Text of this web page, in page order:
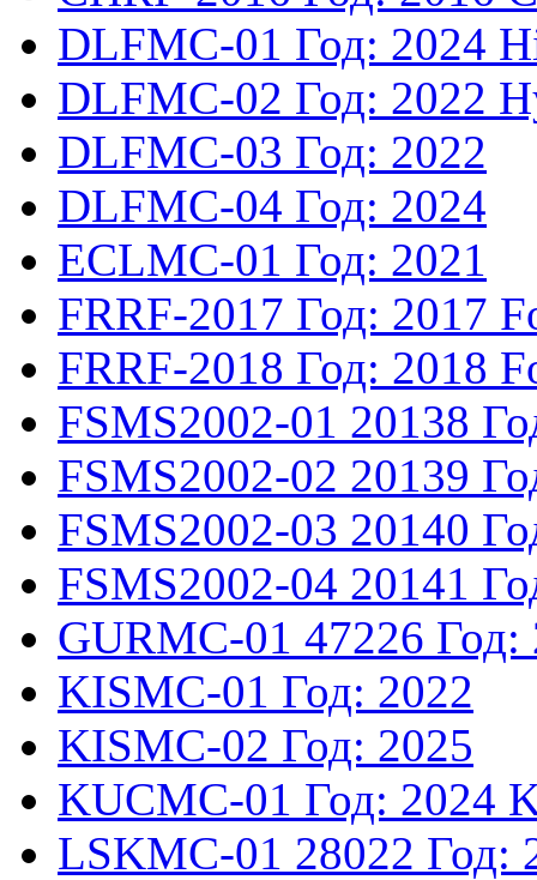
DLFMC-01 Год: 2024
DLFMC-02 Год: 2022
DLFMC-03 Год: 2022
DLFMC-04 Год: 2024
ECLMC-01 Год: 2021
FRRF-2017 Год: 2017
FRRF-2018 Год: 2018
FSMS2002-01 20138
FSMS2002-02 20139
FSMS2002-03 20140
FSMS2002-04 20141
GURMC-01 47226 Год:
KISMC-01 Год: 2022
KISMC-02 Год: 2025
KUCMC-01 Год: 2024
LSKMC-01 28022 Год: